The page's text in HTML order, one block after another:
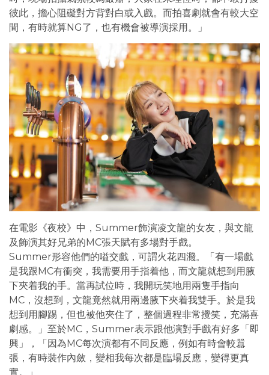
彼此，擔心阻礙對方背對白或入戲。而拍喜劇就會有較大空
間，有時就算NG了，也有機會被導演採用。」
在電影《夜校》中，Summer飾演凌文龍的女友，與文龍
及飾演其好兄弟的MC張天賦有多場對手戲。
Summer形容他們的嗌交戲，可謂火花四濺。「有一場戲
是我跟MC有衝突，我需要用手指着他，而文龍就想到用腋
下夾着我的手。當再試位時，我開玩笑地用兩隻手指向
MC，沒想到，文龍竟然就用兩邊腋下夾着我雙手。於是我
想到用腳踢，但也被他夾住了，整個過程非常攪笑，充滿喜
劇感。」至於MC，Summer表示跟他演對手戲有好多「即
興」，「因為MC每次演都有不同反應，例如有時會較囂
張，有時裝作內斂，變相我每次都是臨場反應，變得更真
實。」